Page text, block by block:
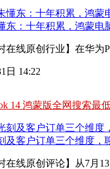
东：十年积累，鸿蒙电
在线原创行业】在华
日 14:22
14 鸿蒙版全网搜索最
及客户订单三个维度，
在线原创评论】从7月